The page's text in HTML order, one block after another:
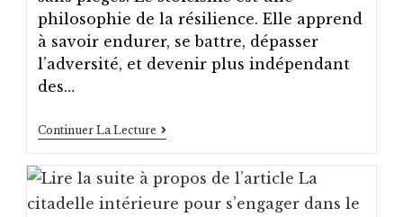
philosophie de la résilience. Elle apprend
à savoir endurer, se battre, dépasser
l’adversité, et devenir plus indépendant
des…
Continuer La Lecture Ce
Que
Stoïcisme
Ne
Devrait